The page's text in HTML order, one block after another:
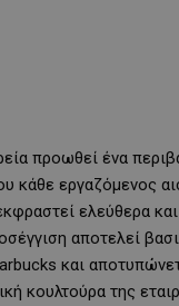
προωθεί ένα
κάθε εργαζόμενος
ελεύθερα και
αποτελεί
και
κουλτούρα της